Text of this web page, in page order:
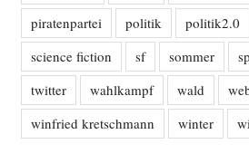
piratenpartei
politik politik2.0
science fiction
sf sommer
twitter
wahlkampf wald
winfried kretschmann
winter